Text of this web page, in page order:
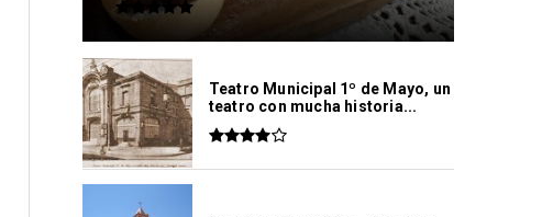
Teatro Municipal 1º de Mayo, un
teatro con mucha historia...